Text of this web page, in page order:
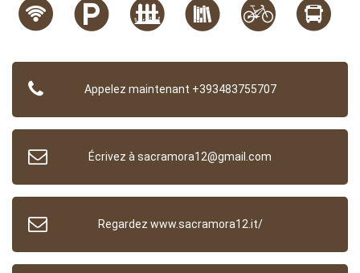
Appelez maintenant +393483755707
Écrivez à sacramora12@gmail.com
Regardez www.sacramora12.it/